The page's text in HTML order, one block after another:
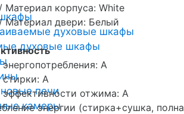
духовые шкафы
духовые шкафы
печи
камеры
Материал корпуса: White
Материал двери: Белый
энергопотребления: A
стирки: A
эффективности отжима: A
энергии (стирка+сушка,